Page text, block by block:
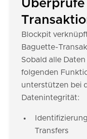
Blockpit
Baguette-
Sobald alle
folgenden
unterstützen bei
Datenintegrität:
Transfers